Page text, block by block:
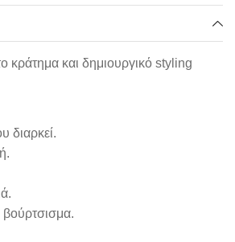
κράτημα και δημιουργικό styling
διαρκεί.
βούρτσισμα.